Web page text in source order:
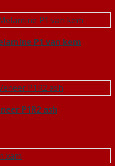
P1 van kem
P1R2 ash